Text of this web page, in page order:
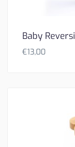
Baby Reversi
€13,00